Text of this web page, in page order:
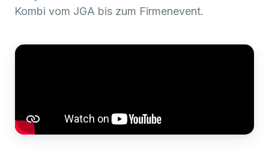
Kombi vom JGA bis zum Firmenevent.